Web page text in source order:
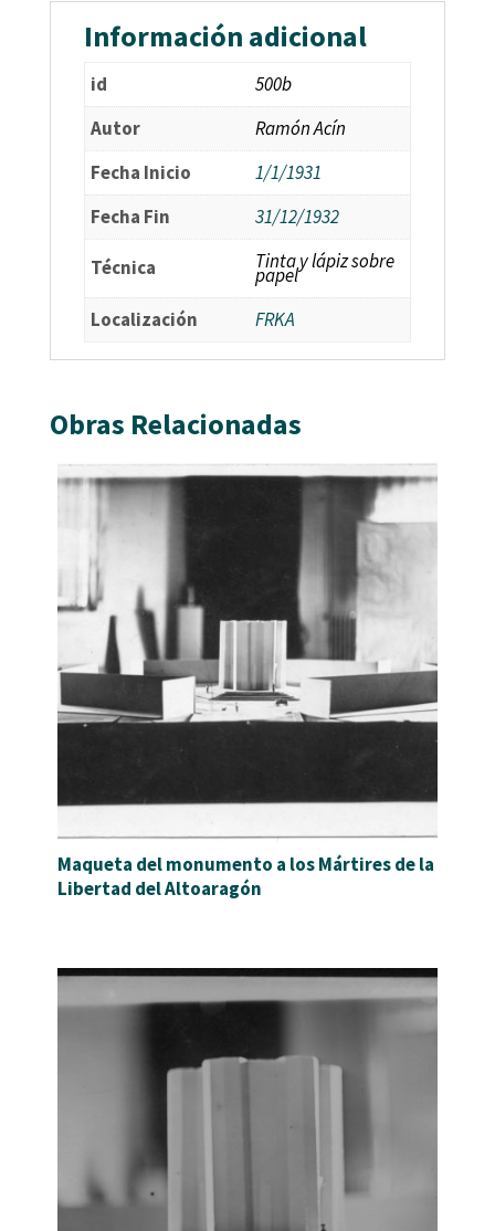
Información adicional
id
500b
Autor
Ramón Acín
Fecha Inicio
1/1/1931
Fecha Fin
31/12/1932
Técnica Tinta y lápiz sobre
papel
Localización
FRKA
Obras Relacionadas
Maqueta del monumento a los Mártires de la
Libertad del Altoaragón